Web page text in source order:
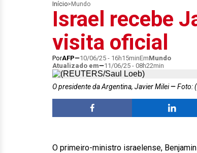
Início> Mundo
Israel recebe
visita oficial
PorAFP 10/06/25 - 16h15minEmMundo
Atualizado em
11/06/25 - 08h22min
O presidente da Argentina, Javier Milei Foto:
O primeiro-ministro israelense,